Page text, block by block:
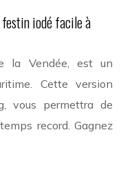
festin iodé facile à
la Vendée, est un
Cette version
vous permettra de
record. Gagnez